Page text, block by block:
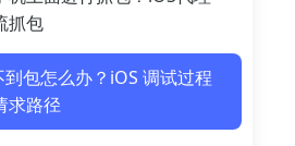
抓包
包怎么办？iOS 调试过程
求路径